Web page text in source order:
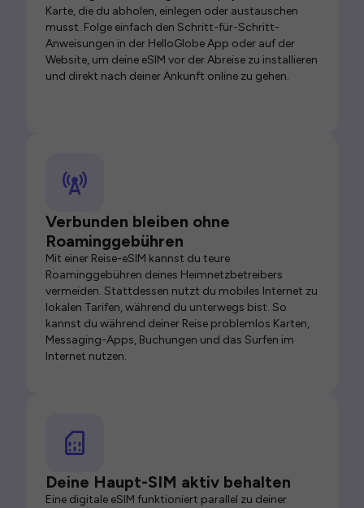
Karte, die du abholen, einlegen oder austauschen
musst. Folge einfach den Schritt-für-Schritt-
Anweisungen in der HelloGlobe App oder auf der
Website, um deine eSIM vor der Abreise zu installieren
und direkt nach deiner Ankunft online zu gehen.
Verbunden bleiben ohne
Roaminggebühren
Mit einer Reise-eSIM kannst du teure
Roaminggebühren deines Heimnetzbetreibers
vermeiden. Stattdessen nutzt du mobiles Internet zu
lokalen Tarifen, während du unterwegs bist. So
kannst du während deiner Reise problemlos Karten,
Messaging-Apps, Buchungen und das Surfen im
Internet nutzen.
Deine Haupt-SIM aktiv behalten
Eine digitale eSIM funktioniert parallel zu deiner